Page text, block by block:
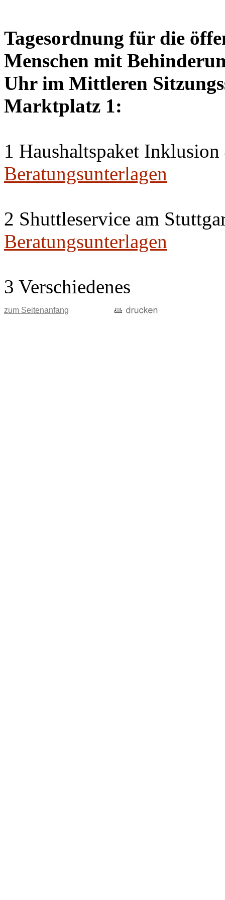
Tagesordnung für die
Menschen mit
Uhr im Mittleren
Marktplatz 1:
1 Haushaltspaket Inklusion
Beratungsunterlagen
2 Shuttleservice am
Beratungsunterlagen
3 Verschiedenes
zum Seitenanfang